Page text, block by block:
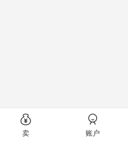
卖 账户